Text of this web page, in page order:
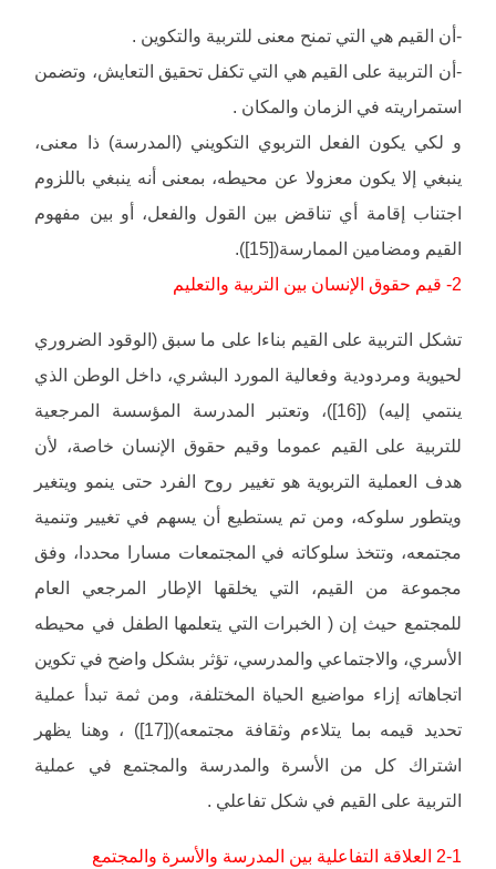
-أن القيم هي التي تمنح معنى للتربية والتكوين .
-أن التربية على القيم هي التي تكفل تحقيق التعايش، وتضمن
استمراريته في الزمان والمكان .
و لكي يكون الفعل التربوي التكويني (المدرسة) ذا معنى،
ينبغي إلا يكون معزولا عن محيطه، بمعنى أنه ينبغي باللزوم
اجتناب إقامة أي تناقض بين القول والفعل، أو بين مفهوم
القيم ومضامين الممارسة([15]).
2- قيم حقوق الإنسان بين التربية والتعليم
تشكل التربية على القيم بناءا على ما سبق (الوقود الضروري
لحيوية ومردودية وفعالية المورد البشري، داخل الوطن الذي
ينتمي إليه) ([16])، وتعتبر المدرسة المؤسسة المرجعية
للتربية على القيم عموما وقيم حقوق الإنسان خاصة، لأن
هدف العملية التربوية هو تغيير روح الفرد حتى ينمو ويتغير
ويتطور سلوكه، ومن تم يستطيع أن يسهم في تغيير وتنمية
مجتمعه، وتتخذ سلوكاته في المجتمعات مسارا محددا، وفق
مجموعة من القيم، التي يخلقها الإطار المرجعي العام
للمجتمع حيث إن ( الخبرات التي يتعلمها الطفل في محيطه
الأسري، والاجتماعي والمدرسي، تؤثر بشكل واضح في تكوين
اتجاهاته إزاء مواضيع الحياة المختلفة، ومن ثمة تبدأ عملية
تحديد قيمه بما يتلاءم وثقافة مجتمعه)([17]) ، وهنا يظهر
اشتراك كل من الأسرة والمدرسة والمجتمع في عملية
التربية على القيم في شكل تفاعلي .
2-1 العلاقة التفاعلية بين المدرسة والأسرة والمجتمع